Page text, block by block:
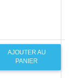
AJOUTER AU
PANIER